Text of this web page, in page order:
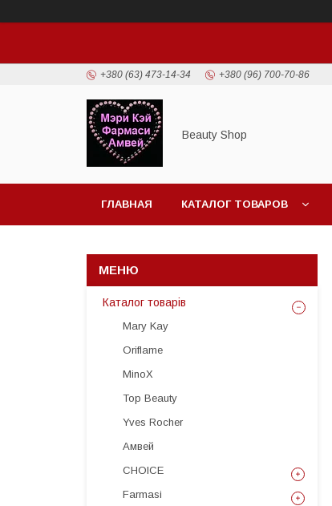
+380 (63) 473-14-34 +380 (96) 700-70-86
Beauty Shop
ГЛАВНАЯ КАТАЛОГ ТОВАРОВ
Каталог товарів
Mary Kay
Oriflame
MinoX
Top Beauty
Yves Rocher
Амвей
CHOICE
Farmasi